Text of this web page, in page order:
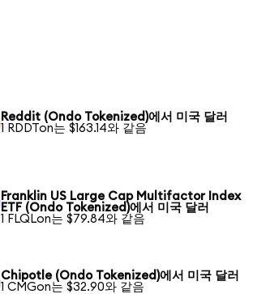
Reddit (Ondo Tokenized)에서 미국 달러
1 RDDTon는 $163.14와 같음
Franklin US Large Cap Multifactor Index
ETF (Ondo Tokenized)에서 미국 달러
1 FLQLon는 $79.84와 같음
Chipotle (Ondo Tokenized)에서 미국 달러
1 CMGon는 $32.90와 같음